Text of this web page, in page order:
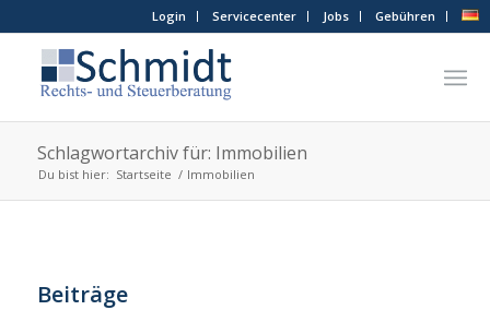
Login Servicecenter Jobs Gebühren
Schlagwortarchiv für: Immobilien
Du bist hier: Startseite / Immobilien
Beiträge